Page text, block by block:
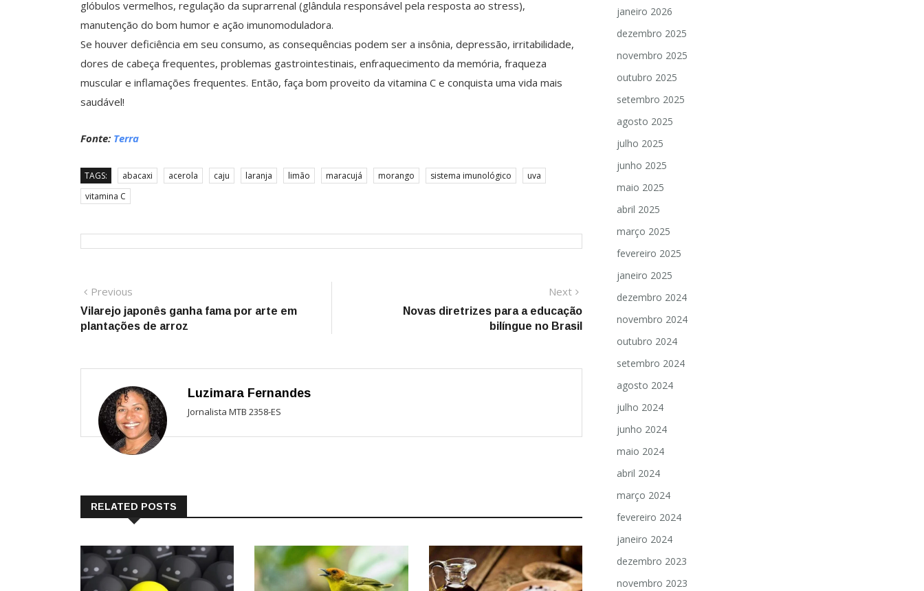
glóbulos vermelhos, regulação da suprarrenal (glândula responsável pela resposta ao stress),
manutenção do bom humor e ação imunomoduladora.
Se houver deficiência em seu consumo, as consequências podem ser a insônia, depressão, irritabilidade,
dores de cabeça frequentes, problemas gastrointestinais, enfraquecimento da memória, fraqueza
muscular e inflamações frequentes. Então, faça bom proveito da vitamina C e conquista uma vida mais
saudável!
Fonte: Terra
TAGS: abacaxi acerola caju laranja limão maracujá morango sistema imunológico
uva
vitamina C
Navegação
de
Previous
post:
Vilarejo japonês ganha fama por arte em
plantações de arroz
Next
post:
Novas diretrizes para a educação
bilíngue no Brasil
Luzimara Fernandes
Jornalista MTB 2358-ES
RELATED POSTS
janeiro 2026
dezembro 2025
novembro 2025
outubro 2025
setembro 2025
agosto 2025
julho 2025
junho 2025
maio 2025
abril 2025
março 2025
fevereiro 2025
janeiro 2025
dezembro 2024
novembro 2024
outubro 2024
setembro 2024
agosto 2024
julho 2024
junho 2024
maio 2024
abril 2024
março 2024
fevereiro 2024
janeiro 2024
dezembro 2023
novembro 2023